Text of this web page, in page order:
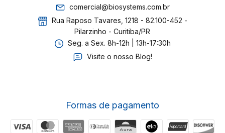
comercial@biosystems.com.br
Rua Raposo Tavares, 1218 - 82.100-452 -
Pilarzinho - Curitiba/PR
Seg. a Sex. 8h-12h | 13h-17:30h
Visite o nosso Blog!
Formas de pagamento